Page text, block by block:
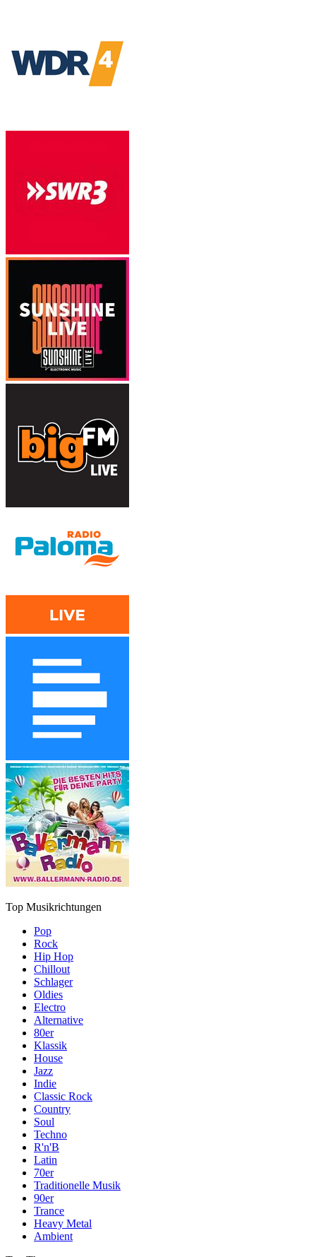
Top Musikrichtungen
Pop
Rock
Hip Hop
Chillout
Schlager
Oldies
Electro
Alternative
80er
Klassik
House
Jazz
Indie
Classic Rock
Country
Soul
Techno
R'n'B
Latin
70er
Traditionelle Musik
90er
Trance
Heavy Metal
Ambient